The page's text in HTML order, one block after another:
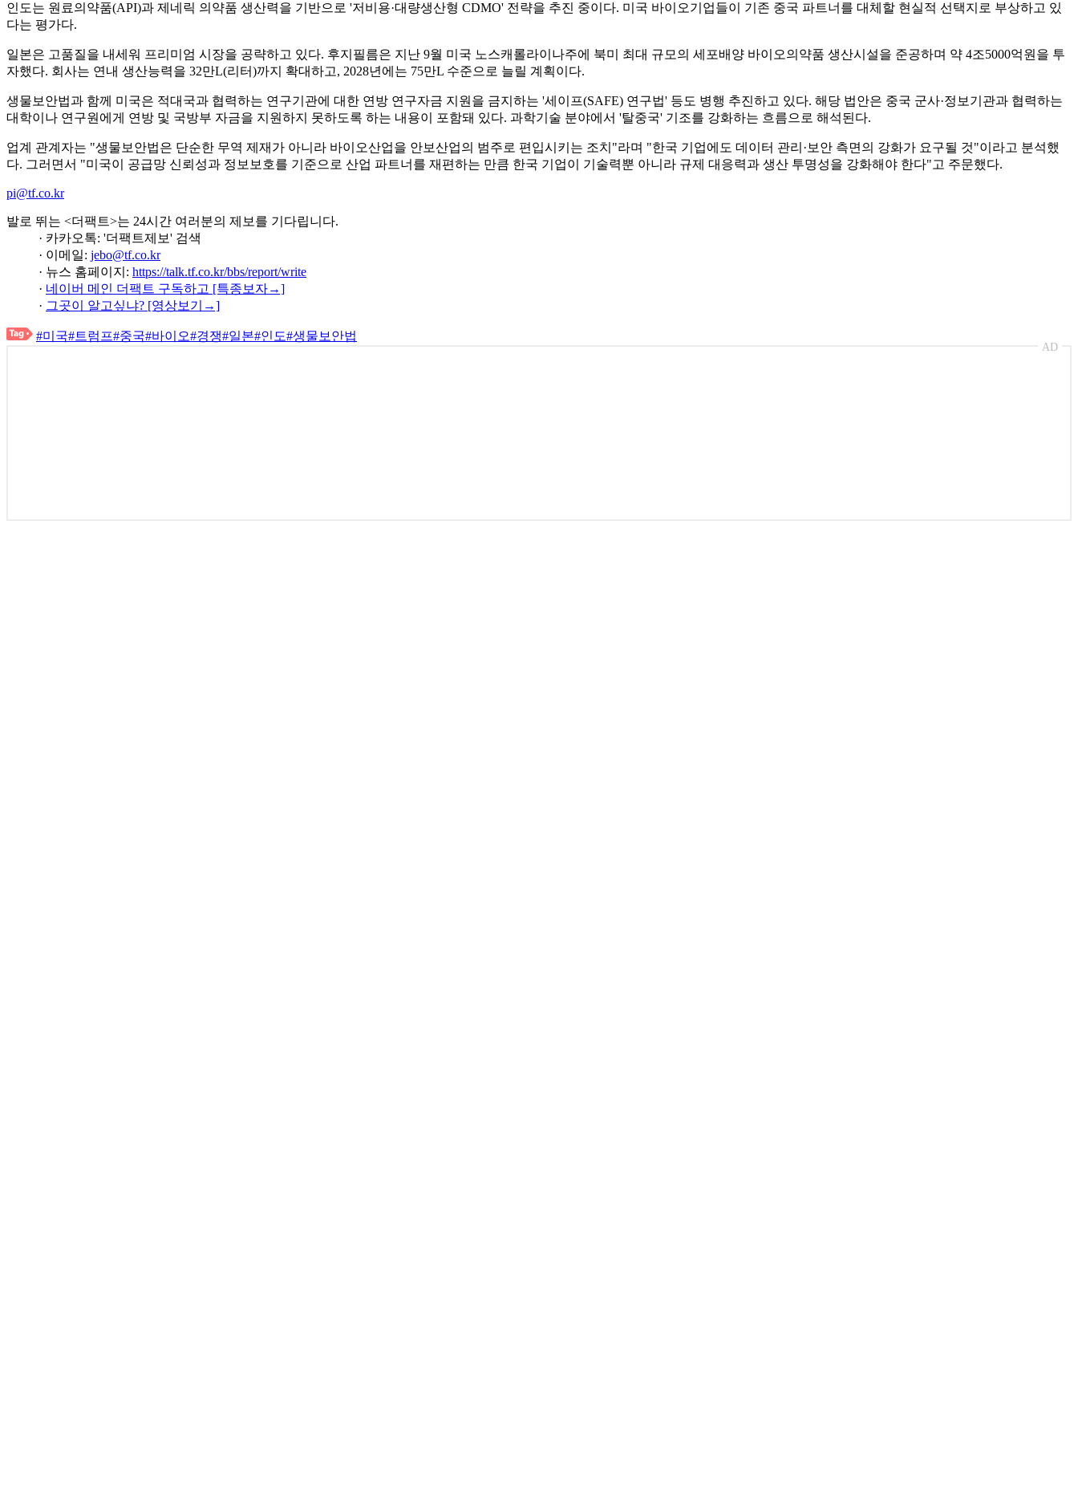
인도는 원료의약품(API)과 제네릭 의약품 생산력을 기반으로 '저비용·대량생산형 CDMO' 전략을 추진 중이다. 미국 바이오기업들이 기존 중국 파트너를 대체할 현실적 선택지로 부상하고 있
다는 평가다.
일본은 고품질을 내세워 프리미엄 시장을 공략하고 있다. 후지필름은 지난 9월 미국 노스캐롤라이나주에 북미 최대 규모의 세포배양 바이오의약품 생산시설을 준공하며 약 4조5000억원을 투
자했다. 회사는 연내 생산능력을 32만L(리터)까지 확대하고, 2028년에는 75만L 수준으로 늘릴 계획이다.
생물보안법과 함께 미국은 적대국과 협력하는 연구기관에 대한 연방 연구자금 지원을 금지하는 '세이프(SAFE) 연구법' 등도 병행 추진하고 있다. 해당 법안은 중국 군사·정보기관과 협력하는
대학이나 연구원에게 연방 및 국방부 자금을 지원하지 못하도록 하는 내용이 포함돼 있다. 과학기술 분야에서 '탈중국' 기조를 강화하는 흐름으로 해석된다.
업계 관계자는 "생물보안법은 단순한 무역 제재가 아니라 바이오산업을 안보산업의 범주로 편입시키는 조치"라며 "한국 기업에도 데이터 관리·보안 측면의 강화가 요구될 것"이라고 분석했
다. 그러면서 "미국이 공급망 신뢰성과 정보보호를 기준으로 산업 파트너를 재편하는 만큼 한국 기업이 기술력뿐 아니라 규제 대응력과 생산 투명성을 강화해야 한다"고 주문했다.
pi@tf.co.kr
발로 뛰는 <더팩트>는 24시간 여러분의 제보를 기다립니다.
· 카카오톡: '더팩트제보' 검색
· 이메일: jebo@tf.co.kr
· 뉴스 홈페이지: https://talk.tf.co.kr/bbs/report/write
· 네이버 메인 더팩트 구독하고 [특종보자→]
· 그곳이 알고싶냐? [영상보기→]
#미국#트럼프#중국#바이오#경쟁#일본#인도#생물보안법
AD